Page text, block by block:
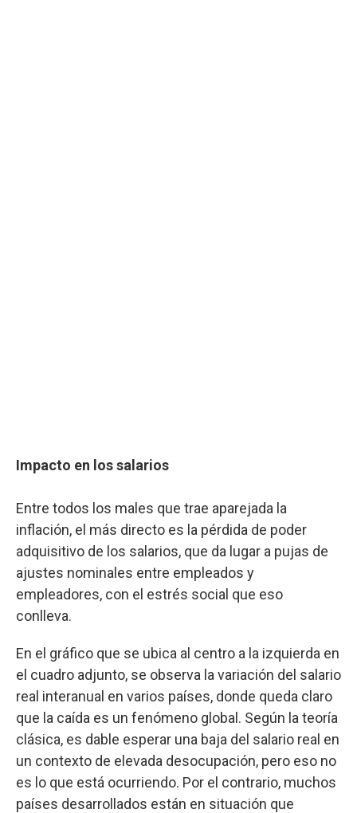
Impacto en los salarios
Entre todos los males que trae aparejada la
inflación, el más directo es la pérdida de poder
adquisitivo de los salarios, que da lugar a pujas de
ajustes nominales entre empleados y
empleadores, con el estrés social que eso
conlleva.
En el gráfico que se ubica al centro a la izquierda en
el cuadro adjunto, se observa la variación del salario
real interanual en varios países, donde queda claro
que la caída es un fenómeno global. Según la teoría
clásica, es dable esperar una baja del salario real en
un contexto de elevada desocupación, pero eso no
es lo que está ocurriendo. Por el contrario, muchos
países desarrollados están en situación que